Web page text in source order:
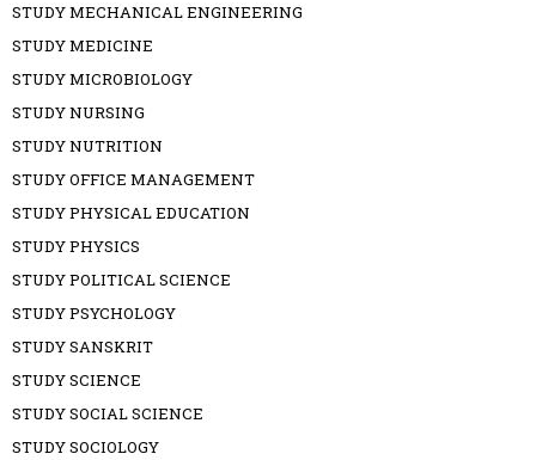
STUDY MECHANICAL ENGINEERING
STUDY MEDICINE
STUDY MICROBIOLOGY
STUDY NURSING
STUDY NUTRITION
STUDY OFFICE MANAGEMENT
STUDY PHYSICAL EDUCATION
STUDY PHYSICS
STUDY POLITICAL SCIENCE
STUDY PSYCHOLOGY
STUDY SANSKRIT
STUDY SCIENCE
STUDY SOCIAL SCIENCE
STUDY SOCIOLOGY